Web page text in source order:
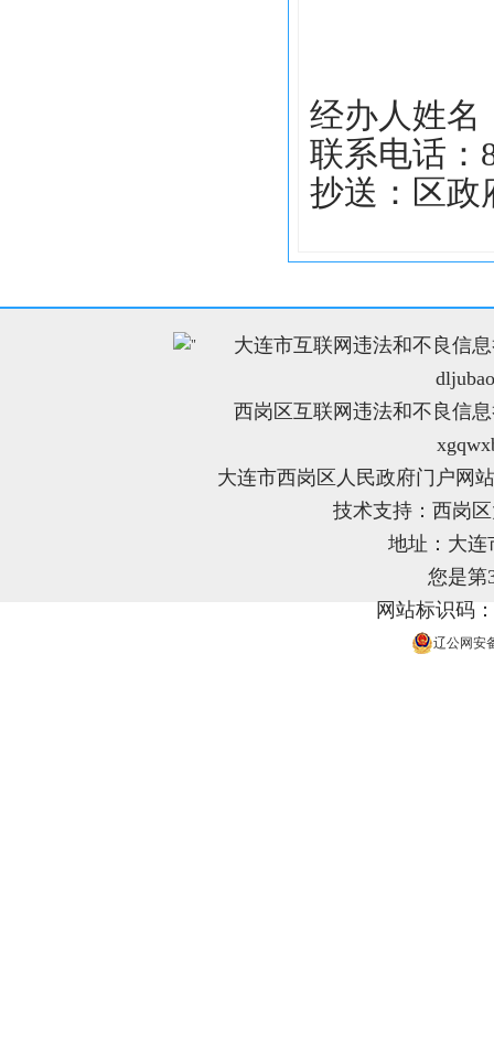
经办人姓名
联系电话：
抄送：区政
"
大连市互联网违法和不良信
西岗区互联网违法和不良信
大连市西岗区人民政府门户网
技术支持：西岗
地址：大连
您是第
网站标识码
辽公网安